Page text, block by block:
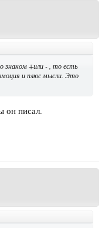
знаком +или - , то есть
и плюс мысли. Это
он писал.